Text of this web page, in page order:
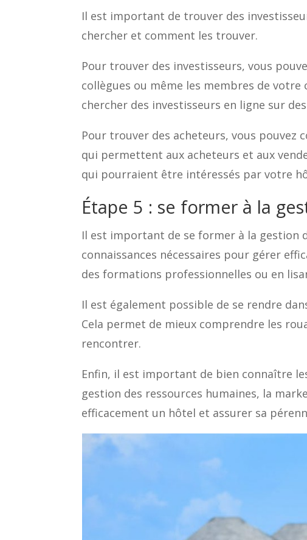
Il est important de trouver des
chercher et comment les trouver.
Pour trouver des investisseurs, vous
collègues ou même les membres de
chercher des investisseurs en ligne sur
Pour trouver des acheteurs, vous pouvez
qui permettent aux acheteurs et aux
qui pourraient être intéressés par votre
Étape 5 : se former à la
Il est important de se former à la gestion
connaissances nécessaires pour gérer
des formations professionnelles ou en
Il est également possible de se rendre
Cela permet de mieux comprendre les
rencontrer.
Enfin, il est important de bien connaître
gestion des ressources humaines, la
efficacement un hôtel et assurer sa